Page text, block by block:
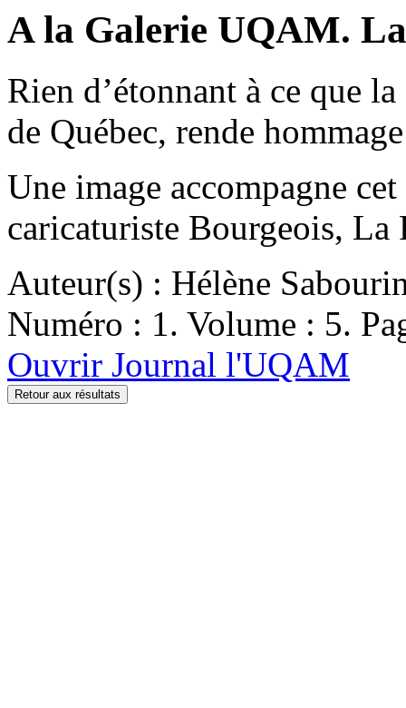
A la Galerie UQAM.
Rien d’étonnant à ce que
de Québec, rende
Une image accompagne
caricaturiste Bourgeois, La
Auteur(s) : Hélène
Numéro : 1. Volume : 5.
Ouvrir Journal l'UQAM
Retour aux résultats